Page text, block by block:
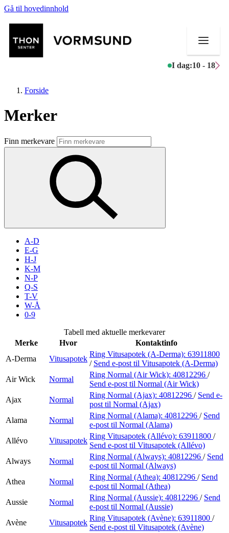
Gå til hovedinnhold
I dag:10 - 18
Butikker
Mat og drikke
Aktiviteter
Inspirasjon
Søk
Praktisk informasjon
Ledige stillinger
Magasin
Gavekort
Finn frem
Forside
Merker
Finn merkevare
A-D
E-G
H-J
K-M
N-P
Q-S
T-V
W-Å
0-9
Tabell med aktuelle merkevarer
Merke
Hvor
Kontaktinfo
A-Derma
Vitusapotek
Ring Vitusapotek (A-Derma): 63911800
/ Send e-post til Vitusapotek (A-Derma)
Air Wick
Normal
Ring Normal (Air Wick): 40812296 /
Send e-post til Normal (Air Wick)
Ajax
Normal
Ring Normal (Ajax): 40812296 / Send e-
post til Normal (Ajax)
Alama
Normal
Ring Normal (Alama): 40812296 / Send
e-post til Normal (Alama)
Allévo
Vitusapotek
Ring Vitusapotek (Allévo): 63911800 /
Send e-post til Vitusapotek (Allévo)
Always
Normal
Ring Normal (Always): 40812296 / Send
e-post til Normal (Always)
Athea
Normal
Ring Normal (Athea): 40812296 / Send
e-post til Normal (Athea)
Aussie
Normal
Ring Normal (Aussie): 40812296 / Send
e-post til Normal (Aussie)
Avène
Vitusapotek
Ring Vitusapotek (Avène): 63911800 /
Send e-post til Vitusapotek (Avène)